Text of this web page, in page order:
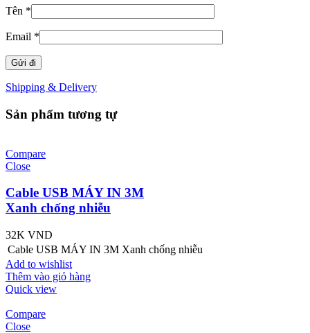
Tên *
Email *
Shipping & Delivery
Sản phẩm tương tự
Compare
Close
Cable USB MÁY IN 3M
Xanh chống nhiễu
32K VND
Cable USB MÁY IN 3M Xanh chống nhiễu
Add to wishlist
Thêm vào giỏ hàng
Quick view
Compare
Close